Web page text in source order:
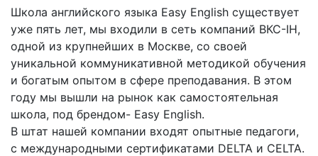
Школа английского языка Easy English существует
уже пять лет, мы входили в сеть компаний ВКС-IH,
одной из крупнейших в Москве, со своей
уникальной коммуникативной методикой обучения
и богатым опытом в сфере преподавания. В этом
году мы вышли на рынок как самостоятельная
школа, под брендом- Easy English.
В штат нашей компании входят опытные педагоги,
с международными сертификатами DELTA и CELTA.